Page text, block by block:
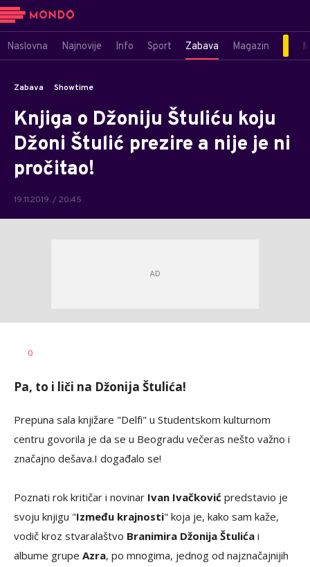
Naslovna Najnovije Info Sport Zabava Magazin
Zabava Showtime
Knjiga o Džoniju Štuliću koju
Džoni Štulić prezire a nije je ni
pročitao!
19.11.2019. / 20:45
AUTOR
0
Pa, to i liči na Džonija Štulića!
Prepuna sala knjižare "Delfi" u Studentskom kulturnom
centru govorila je da se u Beogradu večeras nešto važno i
značajno dešava.I događalo se!
Poznati rok kritičar i novinar Ivan Ivačković predstavio je
svoju knjigu "Između krajnosti" koja je, kako sam kaže,
vodič kroz stvaralaštvo Branimira Džonija Štulića i
albume grupe Azra, po mnogima, jednog od najznačajnijih